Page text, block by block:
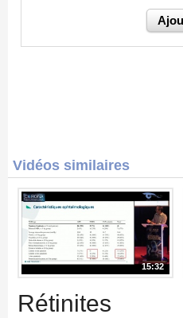
Vidéos similaires
15:32
Rétinites